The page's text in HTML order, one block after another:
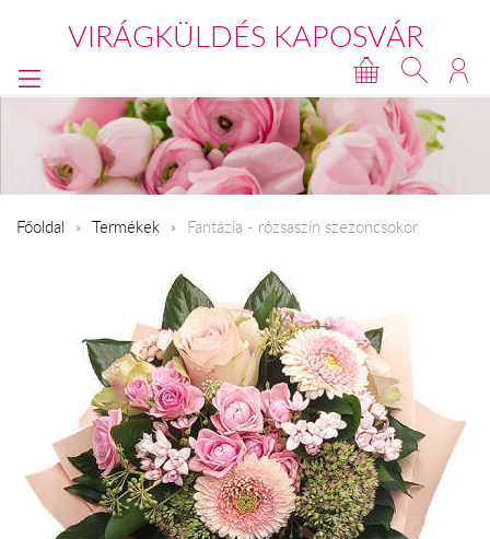
VIRÁGKÜLDÉS KAPOSVÁR
Főoldal Termékek Fantázia - rózsaszín szezoncsokor